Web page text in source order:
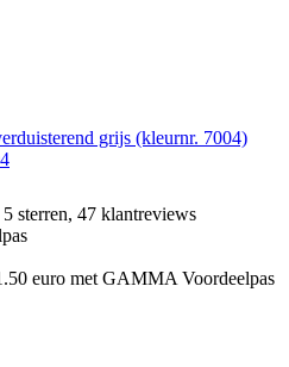
grijs (kleurnr. 7004)
sterren, 47 klantreviews
euro met GAMMA Voordeelpas